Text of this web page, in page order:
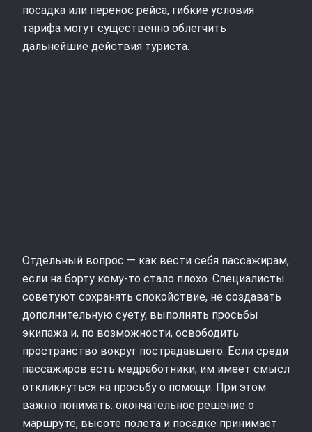
посадка или перенос рейса, гибкие условия
тарифа могут существенно облегчить
дальнейшие действия туриста.
Отдельный вопрос — как вести себя пассажирам,
если на борту кому‑то стало плохо. Специалисты
советуют сохранять спокойствие, не создавать
дополнительную суету, выполнять просьбы
экипажа и, по возможности, освободить
пространство вокруг пострадавшего. Если среди
пассажиров есть медработники, им имеет смысл
откликнуться на просьбу о помощи. При этом
важно понимать: окончательное решение о
маршруте, высоте полета и посадке принимает